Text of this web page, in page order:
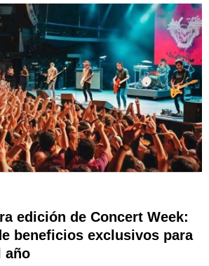
edición de Concert Week:
beneficios exclusivos para
año